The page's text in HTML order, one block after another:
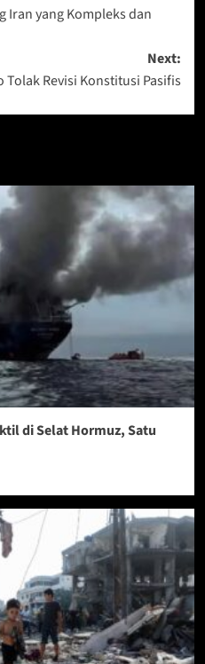
Iran yang Kompleks dan
Next:
Tolak Revisi Konstitusi Pasifis
di Selat Hormuz, Satu